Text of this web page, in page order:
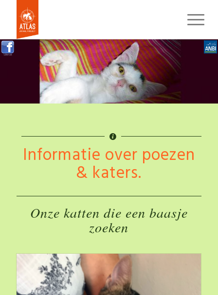
Like us
Informatie over poezen
& katers.
Onze katten die een baasje
zoeken